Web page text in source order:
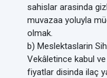
sahislar arasinda
muvazaa yoluyla
olmak.
b) Meslektaslarin
Vekâletince kabul
fiyatlar disinda ilaç